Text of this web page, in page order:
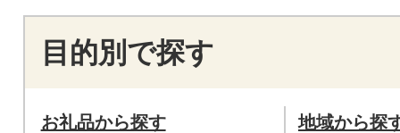
目的別で探す
お礼品から探す 地域から探